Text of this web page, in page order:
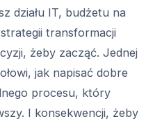
działu IT, budżetu na
transformacji
żeby zacząć. Jednej
jak napisać dobre
procesu, który
I konsekwencji, żeby